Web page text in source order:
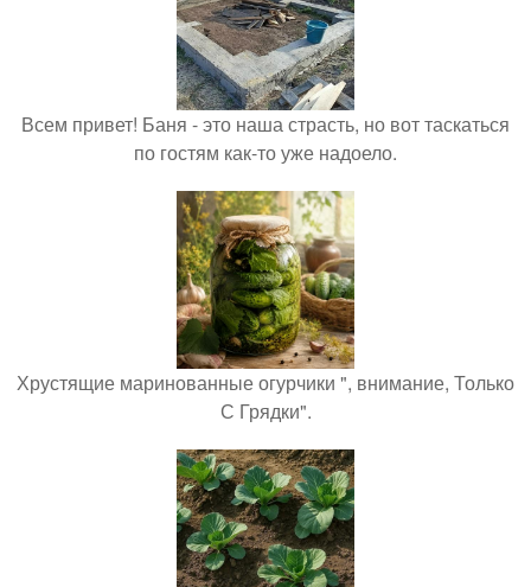
Всем привет! Баня - это наша страсть, но вот таскаться
по гостям как-то уже надоело.
Хрустящие маринованные огурчики ", внимание, Только
С Грядки".